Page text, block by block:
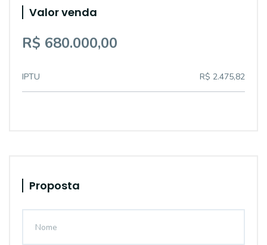
Valor venda
R$ 680.000,00
IPTU R$ 2.475,82
Proposta